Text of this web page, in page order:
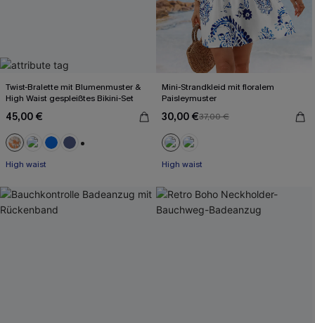
Twist-Bralette mit Blumenmuster &
High Waist gespleißtes Bikini-Set
45,00 €
High waist
Mini-Strandkleid mit floralem
Paisleymuster
30,00 €37,00 €
High waist